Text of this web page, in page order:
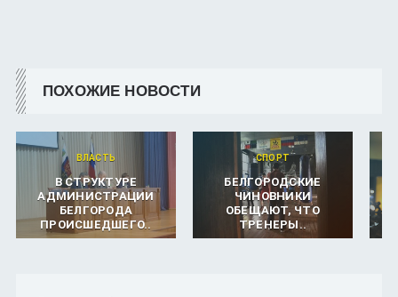
ПОХОЖИЕ НОВОСТИ
ВЛАСТЬ
В СТРУКТУРЕ
АДМИНИСТРАЦИИ
БЕЛГОРОДА
ПРОИСШЕДШЕГО..
СПОРТ
БЕЛГОРОДСКИЕ
ЧИНОВНИКИ
ОБЕЩАЮТ, ЧТО
ТРЕНЕРЫ..